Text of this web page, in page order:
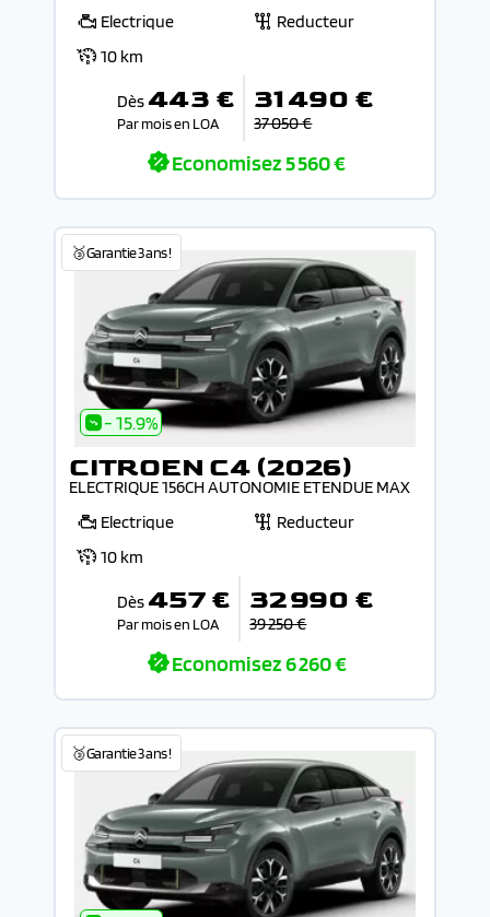
Electrique
Reducteur
10 km
Dès 443 €
Par mois en LOA
31 490 €
37 050 €
Economisez5 560 €
🥉Garantie 3 ans !
- 15.9%
CITROEN C4 (2026)
ELECTRIQUE 156CH AUTONOMIE ETENDUE MAX
Electrique
Reducteur
10 km
Dès 457 €
Par mois en LOA
32 990 €
39 250 €
Economisez6 260 €
🥉Garantie 3 ans !